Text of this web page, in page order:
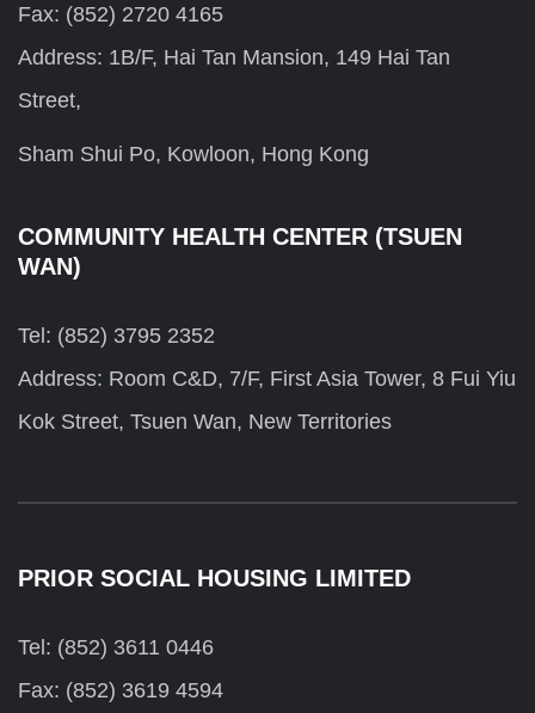
Fax: (852) 2720 4165
Address: 1B/F, Hai Tan Mansion, 149 Hai Tan
Street,
Sham Shui Po, Kowloon, Hong Kong
COMMUNITY HEALTH CENTER (TSUEN
WAN)
Tel: (852) 3795 2352
Address: Room C&D, 7/F, First Asia Tower, 8 Fui Yiu
Kok Street, Tsuen Wan, New Territories
PRIOR SOCIAL HOUSING LIMITED
Tel: (852) 3611 0446
Fax: (852) 3619 4594